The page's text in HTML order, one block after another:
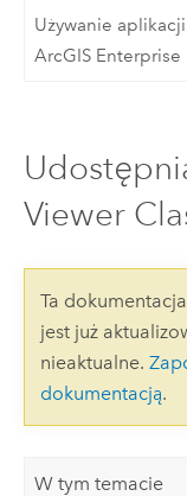
Używanie
ArcGIS Enterprise
Viewer
Ta
jest już
nieaktualne.
dokumentacją.
W tym temacie